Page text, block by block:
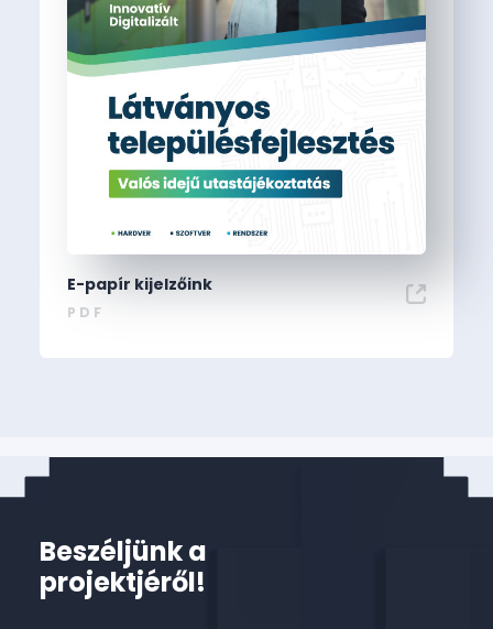
E-papír kijelzőink
PDF
Beszéljünk a
projektjéről!